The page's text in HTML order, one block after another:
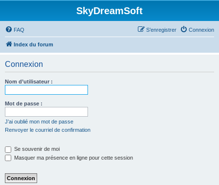
SkyDreamSoft
FAQ Connexion
S’enregistrer
Index du forum
Connexion
Nom d’utilisateur :
Mot de passe :
J’ai oublié mon mot de passe
Renvoyer le courriel de confirmation
Se souvenir de moi
Masquer ma présence en ligne pour cette session